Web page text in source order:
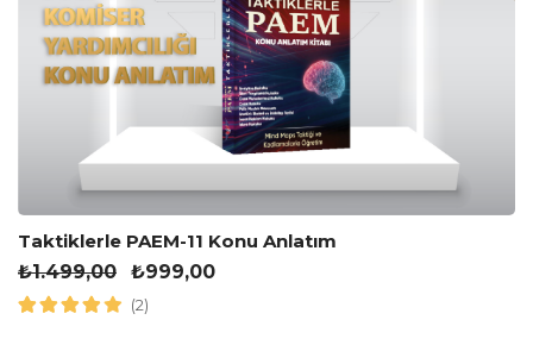
Taktiklerle PAEM-11 Konu Anlatım
₺1.499,00 ₺999,00
(2)